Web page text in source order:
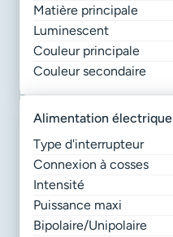
Matière principale
Luminescent
Couleur principale
Couleur secondaire
alimentation électrique
Type d'interrupteur
Connexion à cosses
Intensité
Puissance maxi
Bipolaire/Unipolaire